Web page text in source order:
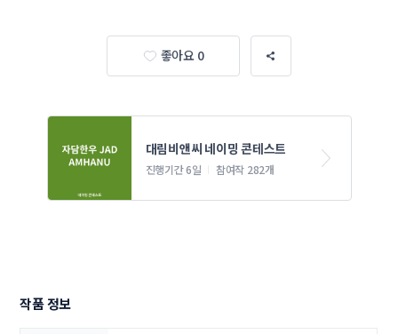
좋아요 0
대림비앤씨 네이밍 콘테스트
진행기간 6일 참여작 282개
작품 정보